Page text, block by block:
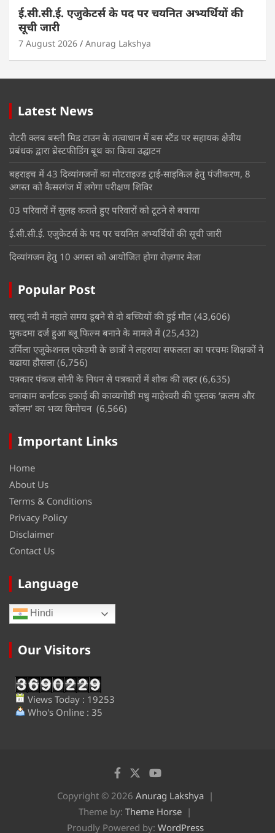
ई.सी.सी.ई. एजुकेटर्स के पद पर चयनित अभ्यर्थियों की
सूची जारी
7 August 2026 Anurag Lakshya
Latest News
रोटरी क्लब बस्ती मिड टाउन के तत्वाधान में बस स्टैंड पर सहायक क्षेत्रीय
प्रबंधक द्वारा ब्रेस्टफीडिंग बूथ का किया उद्घाटन
बहराइच में 43 दिव्यांगजनों का मोटराइज्ड ट्राई-साइकिल हेतु पंजीकरण, 8
अगस्त को कैसरगंज में लगेगा परीक्षण शिविर
03 परिवारों में सुलह कराते हुए परिवारों को टूटने से बचाया
ई.सी.सी.ई. एजुकेटर्स के पद पर चयनित अभ्यर्थियों की सूची जारी
दिव्यांगजन हेतु 10 अगस्त को आयोजित होगा रोज़गार मेला
Popular Post
सरयू नदी में नहाते समय डूबने से दो बच्चियों की हुई मौत (43,606)
मुकदमा दर्ज हुआ ब्लू फिल्म बनाने के मामले में (25,432)
उर्मिला एजुकेशनल एकेडमी के छात्रों ने लहराया सफलता का परचमः शिक्षकों ने
बढाया हौसला (6,756)
पत्रकार पंकज सोनी के निधन से पत्रकारों में शोक की लहर (6,635)
वनाकाम कर्नाटक इकाई की काव्यगोष्ठी मधु माहेश्वरी की पुस्तक ‘क़लम और
कॉलम’ का भव्य विमोचन (6,566)
Important Links
Home
About Us
Terms & Conditions
Privacy Policy
Disclaimer
Contact Us
Language
Hindi
Our Visitors
Views Today : 19253
Who's Online : 35
Copyright © 2026 Anurag Lakshya
Theme by: Theme Horse
Proudly Powered by: WordPress